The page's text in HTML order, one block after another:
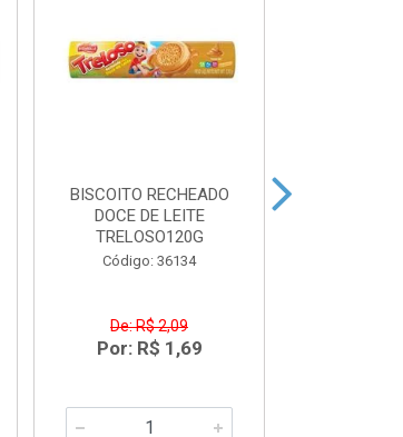
BISCOITO RECHEADO
DOCE DE LEITE
TRELOSO120G
Código: 36134
De: R$ 2,09
Por: R$ 1,69